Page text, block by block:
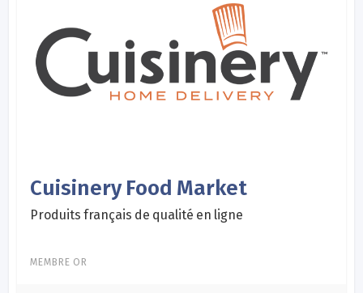
Cuisinery Food Market
Produits français de qualité en ligne
MEMBRE OR